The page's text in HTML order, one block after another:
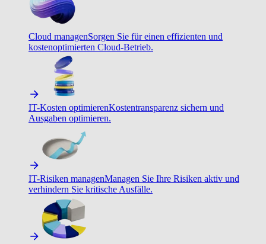
Cloud managenSorgen Sie für einen effizienten und
kostenoptimierten Cloud-Betrieb.
IT-Kosten optimierenKostentransparenz sichern und
Ausgaben optimieren.
IT-Risiken managenManagen Sie Ihre Risiken aktiv und
verhindern Sie kritische Ausfälle.